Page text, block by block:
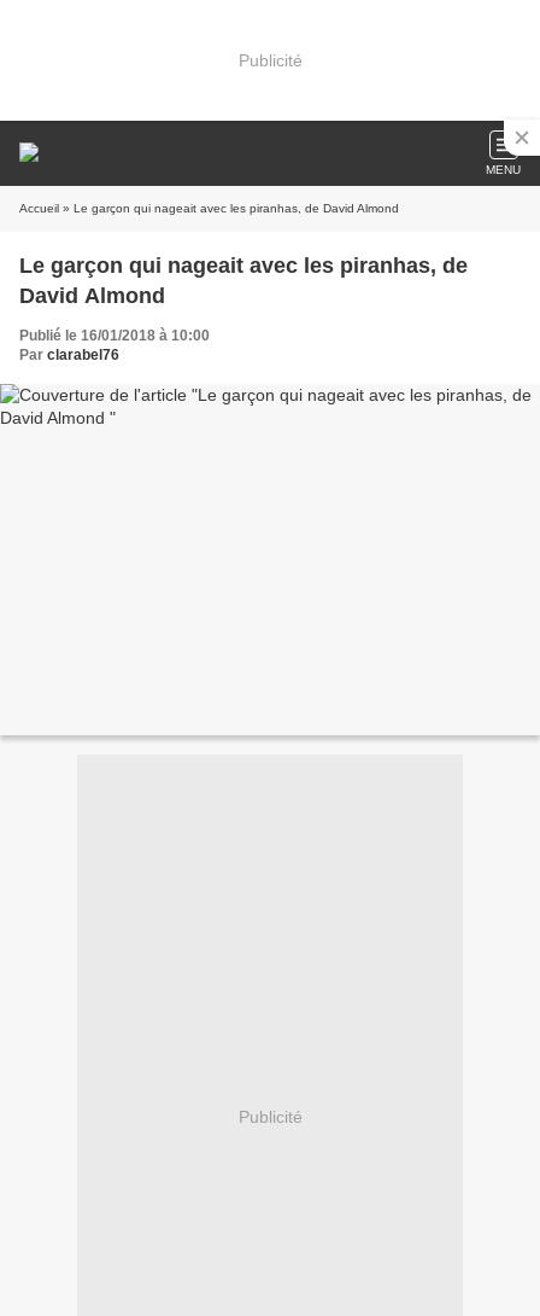
Publicité
MENU
Accueil » Le garçon qui nageait avec les piranhas, de David Almond
Le garçon qui nageait avec les piranhas, de
David Almond
Publié le 16/01/2018 à 10:00
Par clarabel76
Publicité